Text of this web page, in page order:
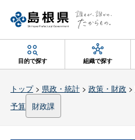
目的で探す 組織で探す
トップ> 県政・統計> 政策・財政 >
予算
財政課